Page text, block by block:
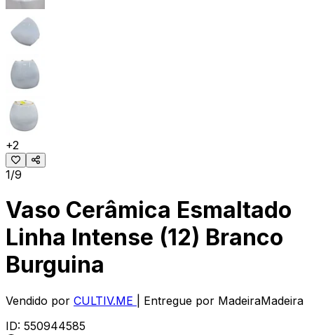
+2
1/9
Vaso Cerâmica Esmaltado
Linha Intense (12) Branco
Burguina
Vendido por CULTIV.ME | Entregue por MadeiraMadeira
ID: 550944585